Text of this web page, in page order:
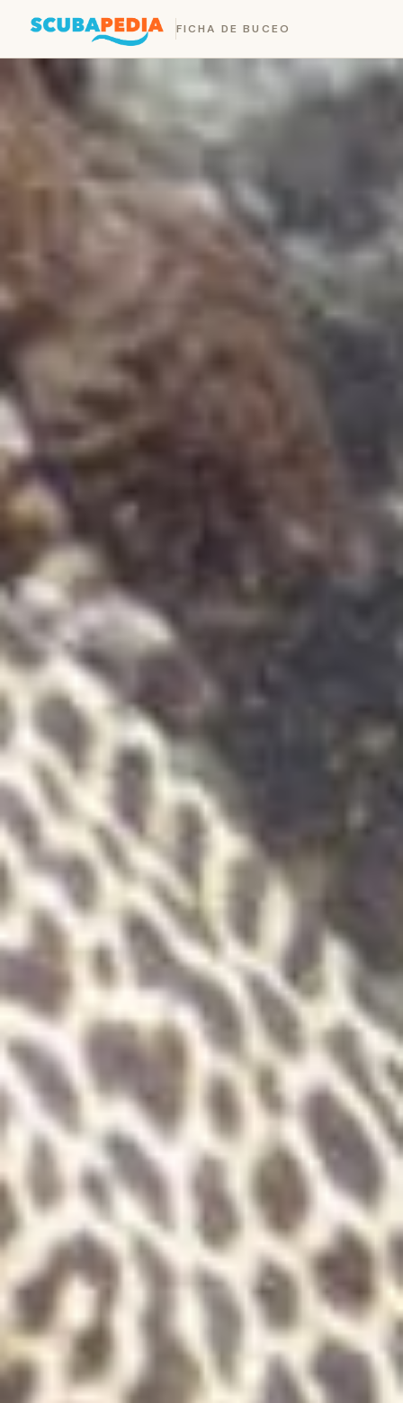
FICHA DE BUCEO